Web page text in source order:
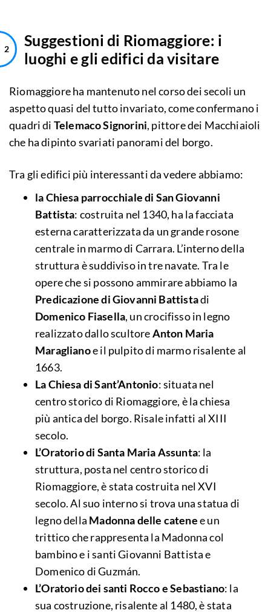
Suggestioni di Riomaggiore: i
luoghi e gli edifici da visitare
Riomaggiore ha mantenuto nel corso dei secoli un
aspetto quasi del tutto invariato, come confermano i
quadri di Telemaco Signorini, pittore dei Macchiaioli
che ha dipinto svariati panorami del borgo.
Tra gli edifici più interessanti da vedere abbiamo:
la Chiesa parrocchiale di San Giovanni
Battista: costruita nel 1340, ha la facciata
esterna caratterizzata da un grande rosone
centrale in marmo di Carrara. L’interno della
struttura è suddiviso in tre navate. Tra le
opere che si possono ammirare abbiamo la
Predicazione di Giovanni Battistadi
Domenico Fiasella, un crocifisso in legno
realizzato dallo scultoreAnton Maria
Maraglianoe il pulpito di marmo risalente al
1663.
La Chiesa di Sant’Antonio: situata nel
centro storico di Riomaggiore, è la chiesa
più antica del borgo. Risale infatti al XIII
secolo.
L’Oratorio di Santa Maria Assunta: la
struttura, posta nel centro storico di
Riomaggiore, è stata costruita nel XVI
secolo. Al suo interno si trova una statua di
legno della Madonna delle catenee un
trittico che rappresenta la Madonna col
bambino e i santi Giovanni Battista e
Domenico di Guzmán.
L’Oratorio dei santi Rocco e Sebastiano: la
sua costruzione, risalente al 1480, è stata